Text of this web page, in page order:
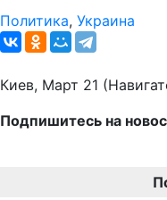
Политика, Украина
Киев, Март 21
Подпишитесь на